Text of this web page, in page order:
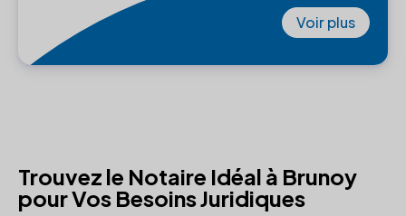
Voir plus
Trouvez le Notaire Idéal à Brunoy
pour Vos Besoins Juridiques